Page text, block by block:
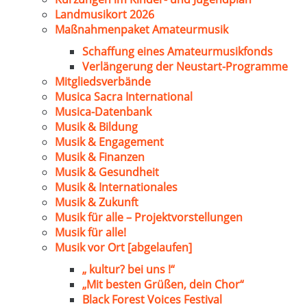
Landmusikort 2026
Maßnahmenpaket Amateurmusik
Schaffung eines Amateurmusikfonds
Verlängerung der Neustart-Programme
Mitgliedsverbände
Musica Sacra International
Musica-Datenbank
Musik & Bildung
Musik & Engagement
Musik & Finanzen
Musik & Gesundheit
Musik & Internationales
Musik & Zukunft
Musik für alle – Projektvorstellungen
Musik für alle!
Musik vor Ort [abgelaufen]
„ kultur? bei uns !“
„Mit besten Grüßen, dein Chor“
Black Forest Voices Festival